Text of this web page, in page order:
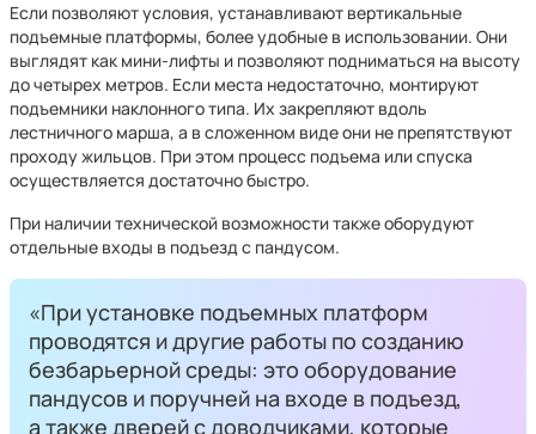
Если позволяют условия, устанавливают вертикальные
подъемные платформы, более удобные в использовании. Они
выглядят как мини-лифты и позволяют подниматься на высоту
до четырех метров. Если места недостаточно, монтируют
подъемники наклонного типа. Их закрепляют вдоль
лестничного марша, а в сложенном виде они не препятствуют
проходу жильцов. При этом процесс подъема или спуска
осуществляется достаточно быстро.
При наличии технической возможности также оборудуют
отдельные входы в подъезд с пандусом.
«При установке подъемных платформ
проводятся и другие работы по созданию
безбарьерной среды: это оборудование
пандусов и поручней на входе в подъезд,
а также дверей с доводчиками, которые